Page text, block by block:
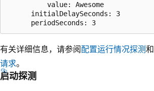
          value: Awesome
      initialDelaySeconds: 3
有关详细信息，请参阅配置运行情况探测和
请求。
启动探测